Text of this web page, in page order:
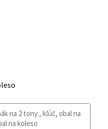
na 2 tony , kľúč, obal na
na koleso